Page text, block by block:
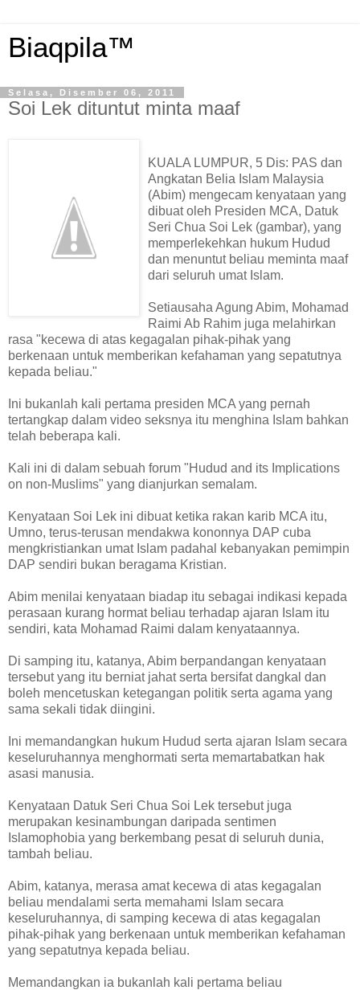
Biaqpila™
Selasa, Disember 06, 2011
Soi Lek dituntut minta maaf
KUALA LUMPUR, 5 Dis: PAS dan
Angkatan Belia Islam Malaysia
(Abim) mengecam kenyataan yang
dibuat oleh Presiden MCA, Datuk
Seri Chua Soi Lek (gambar), yang
memperlekehkan hukum Hudud
dan menuntut beliau meminta maaf
dari seluruh umat Islam.
Setiausaha Agung Abim, Mohamad
Raimi Ab Rahim juga melahirkan
rasa "kecewa di atas kegagalan pihak-pihak yang
berkenaan untuk memberikan kefahaman yang sepatutnya
kepada beliau."
Ini bukanlah kali pertama presiden MCA yang pernah
tertangkap dalam video seksnya itu menghina Islam bahkan
telah beberapa kali.
Kali ini di dalam sebuah forum "Hudud and its Implications
on non-Muslims" yang dianjurkan semalam.
Kenyataan Soi Lek ini dibuat ketika rakan karib MCA itu,
Umno, terus-terusan mendakwa kononnya DAP cuba
mengkristiankan umat Islam padahal kebanyakan pemimpin
DAP sendiri bukan beragama Kristian.
Abim menilai kenyataan biadap itu sebagai indikasi kepada
perasaan kurang hormat beliau terhadap ajaran Islam itu
sendiri, kata Mohamad Raimi dalam kenyataannya.
Di samping itu, katanya, Abim berpandangan kenyataan
tersebut yang itu berniat jahat serta bersifat dangkal dan
boleh mencetuskan ketegangan politik serta agama yang
sama sekali tidak diingini.
Ini memandangkan hukum Hudud serta ajaran Islam secara
keseluruhannya menghormati serta memartabatkan hak
asasi manusia.
Kenyataan Datuk Seri Chua Soi Lek tersebut juga
merupakan kesinambungan daripada sentimen
Islamophobia yang berkembang pesat di seluruh dunia,
tambah beliau.
Abim, katanya, merasa amat kecewa di atas kegagalan
beliau mendalami serta memahami Islam secara
keseluruhannya, di samping kecewa di atas kegagalan
pihak-pihak yang berkenaan untuk memberikan kefahaman
yang sepatutnya kepada beliau.
Memandangkan ia bukanlah kali pertama beliau